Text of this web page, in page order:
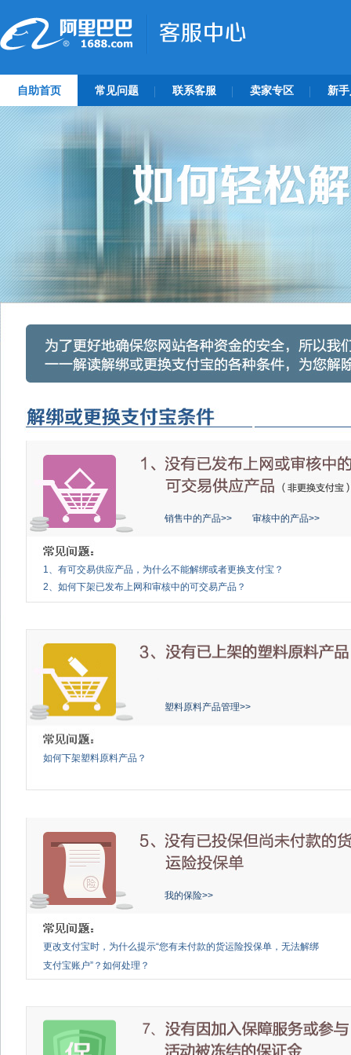
自助首页 常见问题 联系客服 卖家专区 新
销售中的产品>> 审核中的产品>>
1、有可交易供应产品，为什么不能解绑或者更换支付宝？
2、如何下架已发布上网和审核中的可交易产品？
塑料原料产品管理>>
如何下架塑料原料产品？
我的保险>>
更改支付宝时，为什么提示“您有未付款的货运险投保单，无法解绑
支付宝账户”？如何处理？